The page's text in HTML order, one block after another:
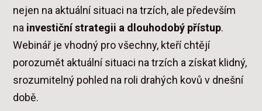
nejen na aktuální situaci na trzích, ale především
na investiční strategii a dlouhodobý přístup.
Webinář je vhodný pro všechny, kteří chtějí
porozumět aktuální situaci na trzích a získat klidný,
srozumitelný pohled na roli drahých kovů v dnešní
době.